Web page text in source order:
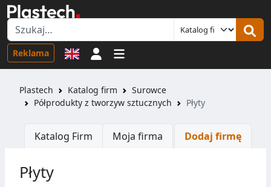
Reklama Logowanie
Plastech Katalog firm
Surowce
Półprodukty z tworzyw sztucznych
Płyty
Katalog Firm Moja firma Dodaj firmę
Płyty